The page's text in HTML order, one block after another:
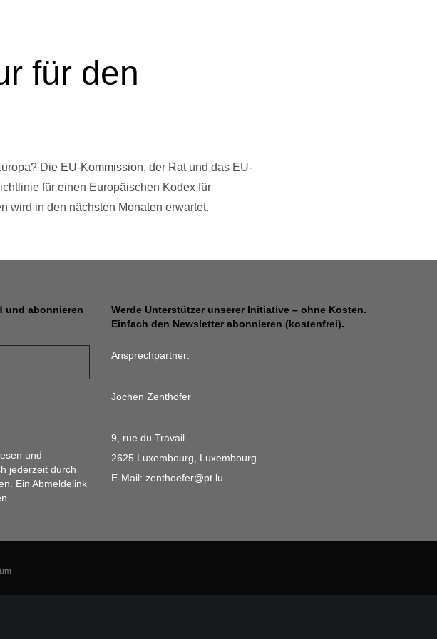
für den
Die EU-Kommission, der Rat und das EU-
für einen Europäischen Kodex für
wird in den nächsten Monaten erwartet.
und abonnieren
und
jederzeit durch
Ein Abmeldelink
Werde Unterstützer unserer Initiative – ohne Kosten.
Einfach den Newsletter abonnieren (kostenfrei).
Ansprechpartner:
Jochen Zenthöfer
9, rue du Travail
2625 Luxembourg, Luxembourg
E-Mail: zenthoefer@pt.lu